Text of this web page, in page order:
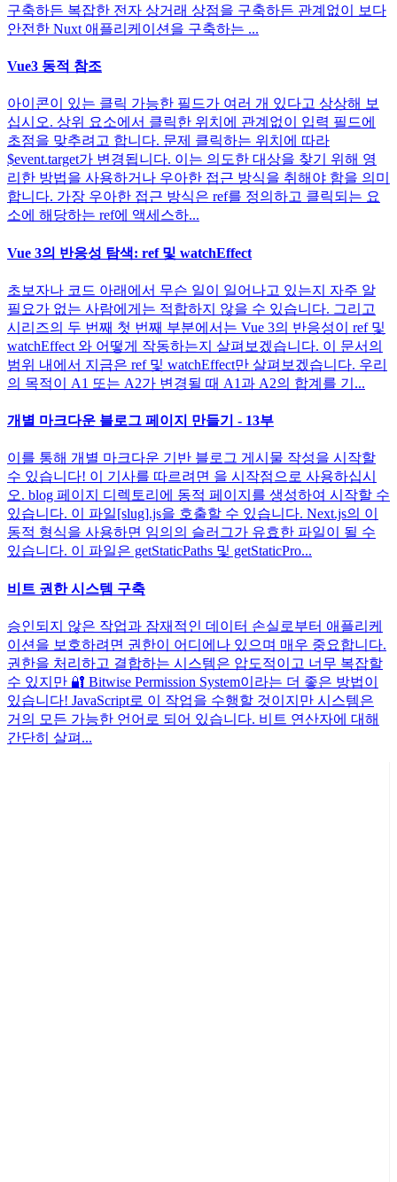
구축하든 복잡한 전자 상거래 상점을 구축하든 관계없이 보다
안전한 Nuxt 애플리케이션을 구축하는 ...
Vue3 동적 참조
아이콘이 있는 클릭 가능한 필드가 여러 개 있다고 상상해 보
십시오. 상위 요소에서 클릭한 위치에 관계없이 입력 필드에
초점을 맞추려고 합니다. 문제 클릭하는 위치에 따라
$event.target가 변경됩니다. 이는 의도한 대상을 찾기 위해 영
리한 방법을 사용하거나 우아한 접근 방식을 취해야 함을 의미
합니다. 가장 우아한 접근 방식은 ref를 정의하고 클릭되는 요
소에 해당하는 ref에 액세스하...
Vue 3의 반응성 탐색: ref 및 watchEffect
초보자나 코드 아래에서 무슨 일이 일어나고 있는지 자주 알
필요가 없는 사람에게는 적합하지 않을 수 있습니다. 그리고
시리즈의 두 번째 첫 번째 부분에서는 Vue 3의 반응성이 ref 및
watchEffect 와 어떻게 작동하는지 살펴보겠습니다. 이 문서의
범위 내에서 지금은 ref 및 watchEffect만 살펴보겠습니다. 우리
의 목적이 A1 또는 A2가 변경될 때 A1과 A2의 합계를 기...
개별 마크다운 블로그 페이지 만들기 - 13부
이를 통해 개별 마크다운 기반 블로그 게시물 작성을 시작할
수 있습니다! 이 기사를 따르려면 을 시작점으로 사용하십시
오. blog 페이지 디렉토리에 동적 페이지를 생성하여 시작할 수
있습니다. 이 파일[slug].js을 호출할 수 있습니다. Next.js의 이
동적 형식을 사용하면 임의의 슬러그가 유효한 파일이 될 수
있습니다. 이 파일은 getStaticPaths 및 getStaticPro...
비트 권한 시스템 구축
승인되지 않은 작업과 잠재적인 데이터 손실로부터 애플리케
이션을 보호하려면 권한이 어디에나 있으며 매우 중요합니다.
권한을 처리하고 결합하는 시스템은 압도적이고 너무 복잡할
수 있지만 🔐 Bitwise Permission System이라는 더 좋은 방법이
있습니다! JavaScript로 이 작업을 수행할 것이지만 시스템은
거의 모든 가능한 언어로 되어 있습니다. 비트 연산자에 대해
간단히 살펴...